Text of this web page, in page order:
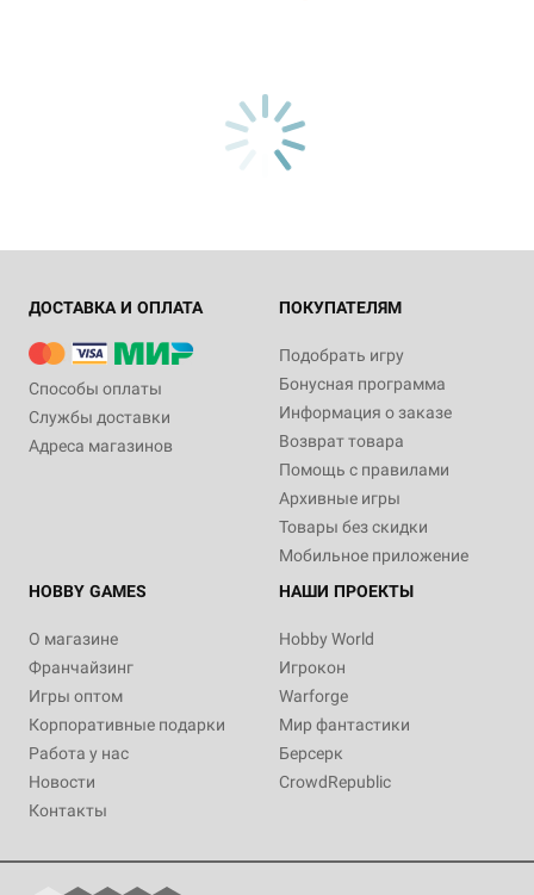
ДОСТАВКА И ОПЛАТА
Способы оплаты
Службы доставки
Адреса магазинов
ПОКУПАТЕЛЯМ
Подобрать игру
Бонусная программа
Информация о заказе
Возврат товара
Помощь с правилами
Архивные игры
Товары без скидки
Мобильное приложение
HOBBY GAMES
О магазине
Франчайзинг
Игры оптом
Корпоративные подарки
Работа у нас
Новости
Контакты
НАШИ ПРОЕКТЫ
Hobby World
Игрокон
Warforge
Мир фантастики
Берсерк
CrowdRepublic